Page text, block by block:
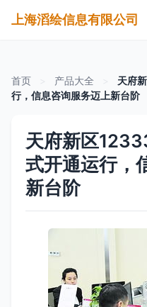
上海滔绘信息有限公司
首页 产品大全
天府
行，信息咨询服务迈上新台阶
天府新区
式开通运行，
新台阶